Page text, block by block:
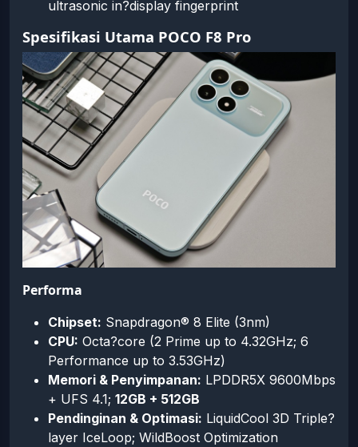
ultrasonic in?display fingerprint
Spesifikasi Utama POCO F8 Pro
Performa
Chipset: Snapdragon® 8 Elite (3nm)
CPU: Octa?core (2 Prime up to 4.32GHz; 6
Performance up to 3.53GHz)
Memori & Penyimpanan: LPDDR5X 9600Mbps
+ UFS 4.1; 12GB + 512GB
Pendinginan & Optimasi: LiquidCool 3D Triple?
layer IceLoop; WildBoost Optimization